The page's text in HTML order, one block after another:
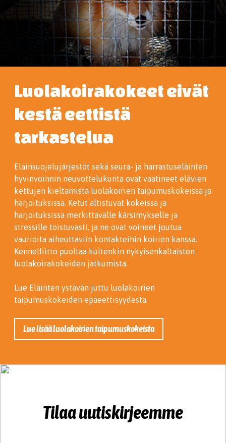
Luolakoirakokeet eivät
kestä eettistä
tarkastelua
Eläinsuojelujärjestöt sekä seura- ja harrastuseläinten
hyvinvoinnin neuvottelukunta ovat vaatineet elävien
kettujen kieltämistä luolakoirien taipumuskokeissa ja
harjoituksissa. Ketut altistuvat kokeissa ja
harjoituksissa merkittävälle kärsimykselle ja
stressille toistuvasti, ja ne ovat voineet joutua
vaurioita aiheuttaviin kontakteihin koirien kanssa.
Kennelliitto puoltaa kuitenkin nykyisenkaltaisten
luolakoirakokeiden jatkumista.
Lue Eläinten ystävän juttu luolakoirien
taipumuskokeiden epäeettisyydestä.
Lue lisää luolakoirien taipumuskokeista
Tilaa uutiskirjeemme